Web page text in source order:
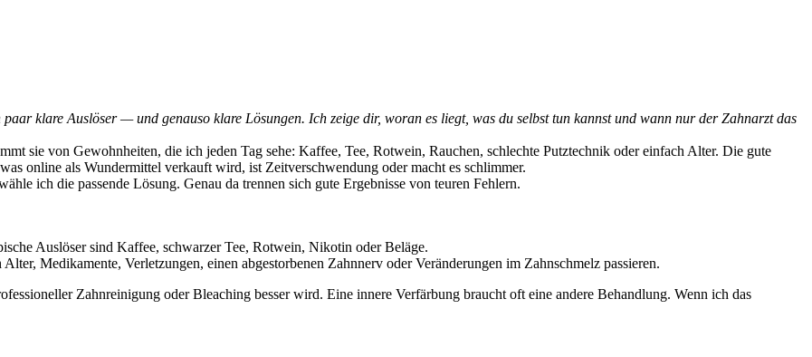
klare Auslöser — und genauso klare Lösungen. Ich zeige dir, woran es liegt, was du selbst tun kannst und wann nur der Zahnarzt das
sie von Gewohnheiten, die ich jeden Tag sehe: Kaffee, Tee, Rotwein, Rauchen, schlechte Putztechnik oder einfach Alter. Die gute
online als Wundermittel verkauft wird, ist Zeitverschwendung oder macht es schlimmer.
ich die passende Lösung. Genau da trennen sich gute Ergebnisse von teuren Fehlern.
Auslöser sind Kaffee, schwarzer Tee, Rotwein, Nikotin oder Beläge.
Medikamente, Verletzungen, einen abgestorbenen Zahnnerv oder Veränderungen im Zahnschmelz passieren.
Zahnreinigung oder Bleaching besser wird. Eine innere Verfärbung braucht oft eine andere Behandlung. Wenn ich das